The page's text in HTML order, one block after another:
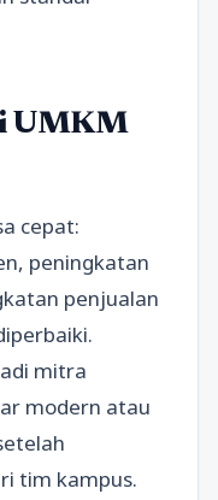
UMKM
cepat:
peningkatan
penjualan
mitra
modern atau
tim kampus.